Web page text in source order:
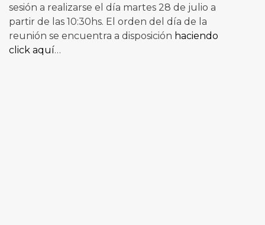
sesión a realizarse el día martes 28 de julio a
partir de las 10:30hs. El orden del día de la
reunión se encuentra a disposición haciendo
click aquí…